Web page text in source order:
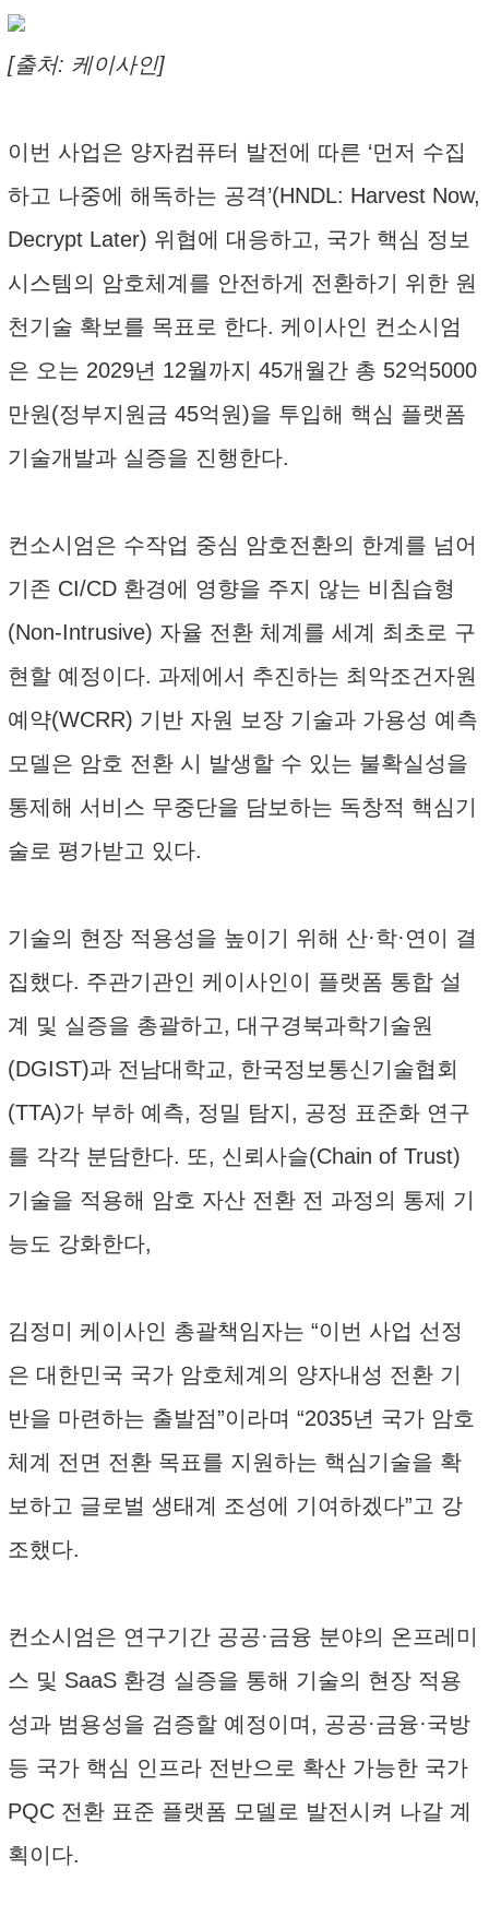
[출처: 케이사인]
이번 사업은 양자컴퓨터 발전에 따른 ‘먼저 수집
하고 나중에 해독하는 공격’(HNDL: Harvest Now,
Decrypt Later) 위협에 대응하고, 국가 핵심 정보
시스템의 암호체계를 안전하게 전환하기 위한 원
천기술 확보를 목표로 한다. 케이사인 컨소시엄
은 오는 2029년 12월까지 45개월간 총 52억5000
만원(정부지원금 45억원)을 투입해 핵심 플랫폼
기술개발과 실증을 진행한다.
컨소시엄은 수작업 중심 암호전환의 한계를 넘어
기존 CI/CD 환경에 영향을 주지 않는 비침습형
(Non-Intrusive) 자율 전환 체계를 세계 최초로 구
현할 예정이다. 과제에서 추진하는 최악조건자원
예약(WCRR) 기반 자원 보장 기술과 가용성 예측
모델은 암호 전환 시 발생할 수 있는 불확실성을
통제해 서비스 무중단을 담보하는 독창적 핵심기
술로 평가받고 있다.
기술의 현장 적용성을 높이기 위해 산·학·연이 결
집했다. 주관기관인 케이사인이 플랫폼 통합 설
계 및 실증을 총괄하고, 대구경북과학기술원
(DGIST)과 전남대학교, 한국정보통신기술협회
(TTA)가 부하 예측, 정밀 탐지, 공정 표준화 연구
를 각각 분담한다. 또, 신뢰사슬(Chain of Trust)
기술을 적용해 암호 자산 전환 전 과정의 통제 기
능도 강화한다,
김정미 케이사인 총괄책임자는 “이번 사업 선정
은 대한민국 국가 암호체계의 양자내성 전환 기
반을 마련하는 출발점”이라며 “2035년 국가 암호
체계 전면 전환 목표를 지원하는 핵심기술을 확
보하고 글로벌 생태계 조성에 기여하겠다”고 강
조했다.
컨소시엄은 연구기간 공공·금융 분야의 온프레미
스 및 SaaS 환경 실증을 통해 기술의 현장 적용
성과 범용성을 검증할 예정이며, 공공·금융·국방
등 국가 핵심 인프라 전반으로 확산 가능한 국가
PQC 전환 표준 플랫폼 모델로 발전시켜 나갈 계
획이다.